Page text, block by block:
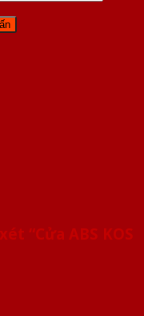
“Cửa ABS KOS